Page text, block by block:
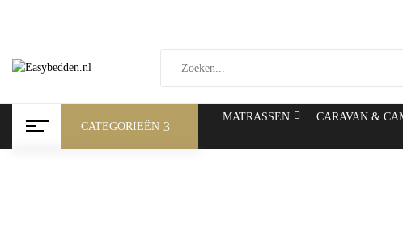
CATEGORIEËN
MATRASSEN CARAVAN &